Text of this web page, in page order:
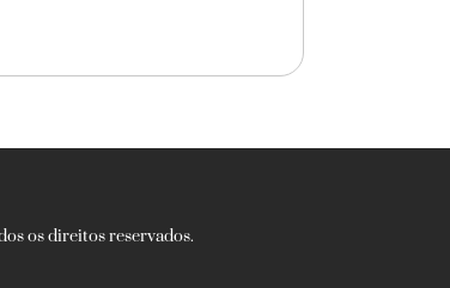
os direitos reservados.